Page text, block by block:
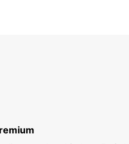
placer, Europcar se